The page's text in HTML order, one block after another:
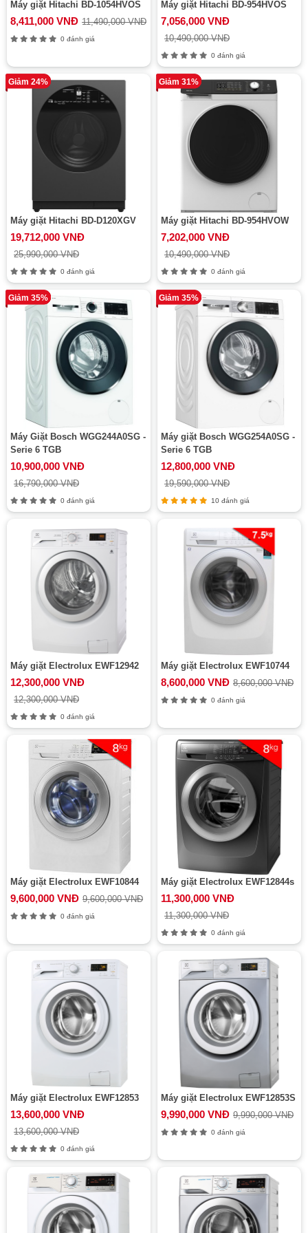
Máy giặt Hitachi BD-1054HVOS
8,411,000 VNĐ 11,490,000 VNĐ
0 đánh giá
Máy giặt Hitachi BD-954HVOS
7,056,000 VNĐ
10,490,000 VNĐ
0 đánh giá
Giảm 24%
Máy giặt Hitachi BD-D120XGV
19,712,000 VNĐ
25,990,000 VNĐ
0 đánh giá
Giảm 31%
Máy giặt Hitachi BD-954HVOW
7,202,000 VNĐ
10,490,000 VNĐ
0 đánh giá
Giảm 35%
Máy Giặt Bosch WGG244A0SG -
Serie 6 TGB
10,900,000 VNĐ
16,790,000 VNĐ
0 đánh giá
Giảm 35%
Máy giặt Bosch WGG254A0SG -
Serie 6 TGB
12,800,000 VNĐ
19,590,000 VNĐ
10 đánh giá
Máy giặt Electrolux EWF12942
12,300,000 VNĐ
12,300,000 VNĐ
0 đánh giá
Máy giặt Electrolux EWF10744
8,600,000 VNĐ 8,600,000 VNĐ
0 đánh giá
Máy giặt Electrolux EWF10844
9,600,000 VNĐ 9,600,000 VNĐ
0 đánh giá
Máy giặt Electrolux EWF12844s
11,300,000 VNĐ
11,300,000 VNĐ
0 đánh giá
Máy giặt Electrolux EWF12853
13,600,000 VNĐ
13,600,000 VNĐ
0 đánh giá
Máy giặt Electrolux EWF12853S
9,990,000 VNĐ 9,990,000 VNĐ
0 đánh giá